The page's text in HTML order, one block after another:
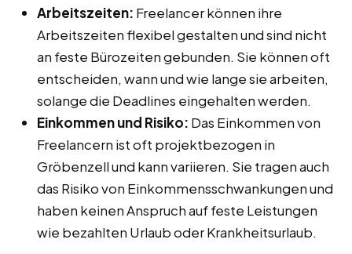
Arbeitszeiten: Freelancer können ihre
Arbeitszeiten flexibel gestalten und sind nicht
an feste Bürozeiten gebunden. Sie können oft
entscheiden, wann und wie lange sie arbeiten,
solange die Deadlines eingehalten werden.
Einkommen und Risiko: Das Einkommen von
Freelancern ist oft projektbezogen in
Gröbenzell und kann variieren. Sie tragen auch
das Risiko von Einkommensschwankungen und
haben keinen Anspruch auf feste Leistungen
wie bezahlten Urlaub oder Krankheitsurlaub.